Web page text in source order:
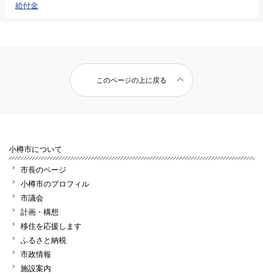
給付金
このページの上に戻る
小樽市について
市長のページ
小樽市のプロフィル
市議会
計画・構想
移住を応援します
ふるさと納税
市政情報
施設案内